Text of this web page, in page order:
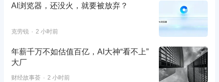
AI浏览器，还没火，就要被放弃？
克劳锐 2 小时前
年薪千万不如估值百亿，AI大神“看不上”
大厂
财经故事荟 2 小时前